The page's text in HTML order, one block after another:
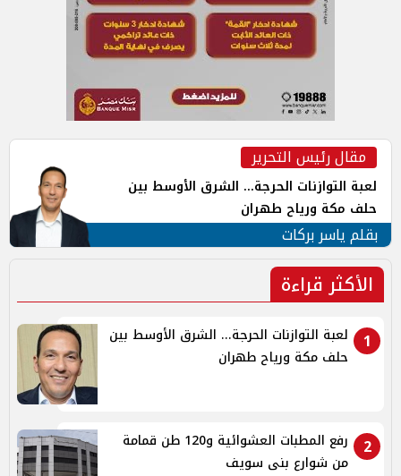
مقال رئيس التحرير
لعبة التوازنات الحرجة... الشرق الأوسط بين
حلف مكة ورياح طهران
بقلم ياسر بركات
الأكثر قراءة
1
لعبة التوازنات الحرجة... الشرق الأوسط بين
حلف مكة ورياح طهران
2
رفع المطبات العشوائية و120 طن قمامة
من شوارع بنى سويف